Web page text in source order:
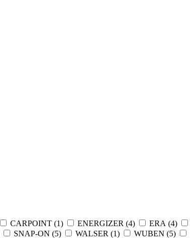
CARPOINT (1) ENERGIZER (4) ERA (4)
SNAP-ON (5) WALSER (1) WUBEN (5)